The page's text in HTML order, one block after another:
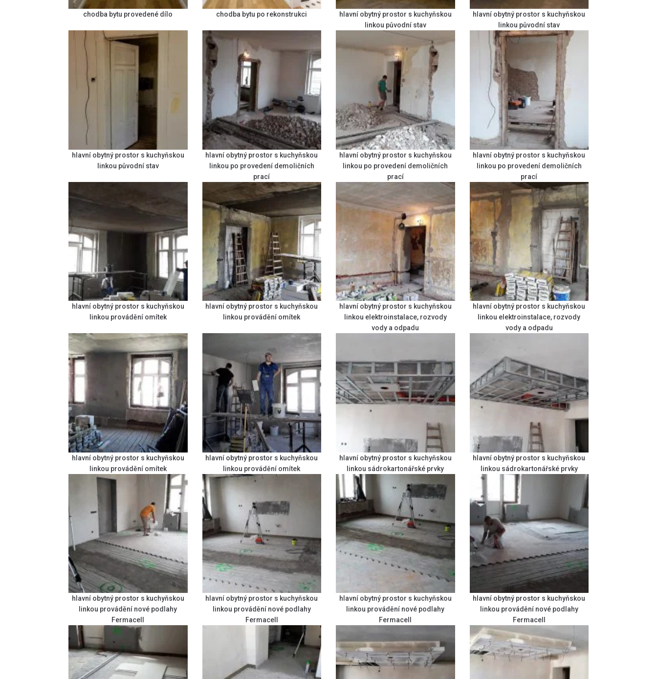
chodba bytu provedené dílo chodba bytu po rekonstrukci
hlavní obytný prostor s kuchyňskou
linkou původní stav
hlavní obytný prostor s kuchyňskou
linkou původní stav
hlavní obytný prostor s kuchyňskou
linkou původní stav
hlavní obytný prostor s kuchyňskou
linkou po provedení demoličních
prací
hlavní obytný prostor s kuchyňskou
linkou po provedení demoličních
prací
hlavní obytný prostor s kuchyňskou
linkou po provedení demoličních
prací
hlavní obytný prostor s kuchyňskou
linkou provádění omítek
hlavní obytný prostor s kuchyňskou
linkou provádění omítek
hlavní obytný prostor s kuchyňskou
linkou elektroinstalace, rozvody
vody a odpadu
hlavní obytný prostor s kuchyňskou
linkou elektroinstalace, rozvody
vody a odpadu
hlavní obytný prostor s kuchyňskou
linkou provádění omítek
hlavní obytný prostor s kuchyňskou
linkou provádění omítek
hlavní obytný prostor s kuchyňskou
linkou sádrokartonářské prvky
hlavní obytný prostor s kuchyňskou
linkou sádrokartonářské prvky
hlavní obytný prostor s kuchyňskou
linkou provádění nové podlahy
Fermacell
hlavní obytný prostor s kuchyňskou
linkou provádění nové podlahy
Fermacell
hlavní obytný prostor s kuchyňskou
linkou provádění nové podlahy
Fermacell
hlavní obytný prostor s kuchyňskou
linkou provádění nové podlahy
Fermacell